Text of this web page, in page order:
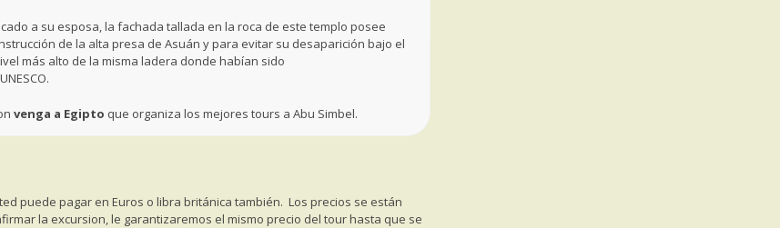
a su esposa, la fachada tallada en la roca de este templo posee
de la alta presa de Asuán y para evitar su desaparición bajo el
más alto de la misma ladera donde habían sido
venga a Egipto que organiza los mejores tours a Abu Simbel.
puede pagar en Euros o libra británica también. Los precios se están
la excursion, le garantizaremos el mismo precio del tour hasta que se